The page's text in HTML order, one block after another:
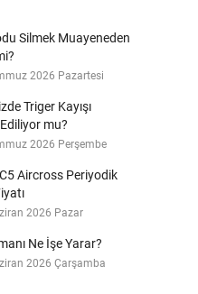
Silmek Muayeneden
2026 Pazartesi
Triger Kayışı
mu?
2026 Perşembe
Aircross Periyodik
2026 Pazar
Ne İşe Yarar?
2026 Çarşamba